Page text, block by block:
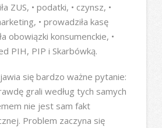
ZUS, • podatki, • czynsz, •
• prowadziła kasę
obowiązki konsumenckie, •
PIH, PIP i Skarbówką.
się bardzo ważne pytanie:
grali według tych samych
nie jest sam fakt
Problem zaczyna się